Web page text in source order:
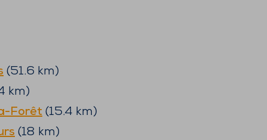
(51.6 km)
km)
Forêt (15.4 km)
(18 km)